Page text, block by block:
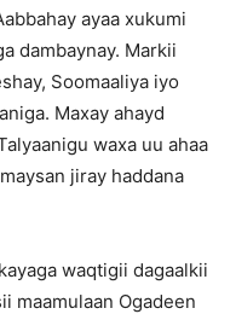
ayaa xukumi
dambaynay. Markii
Soomaaliya iyo
Maxay ahayd
waxa uu ahaa
jiray haddana
waqtigii dagaalkii
maamulaan Ogadeen